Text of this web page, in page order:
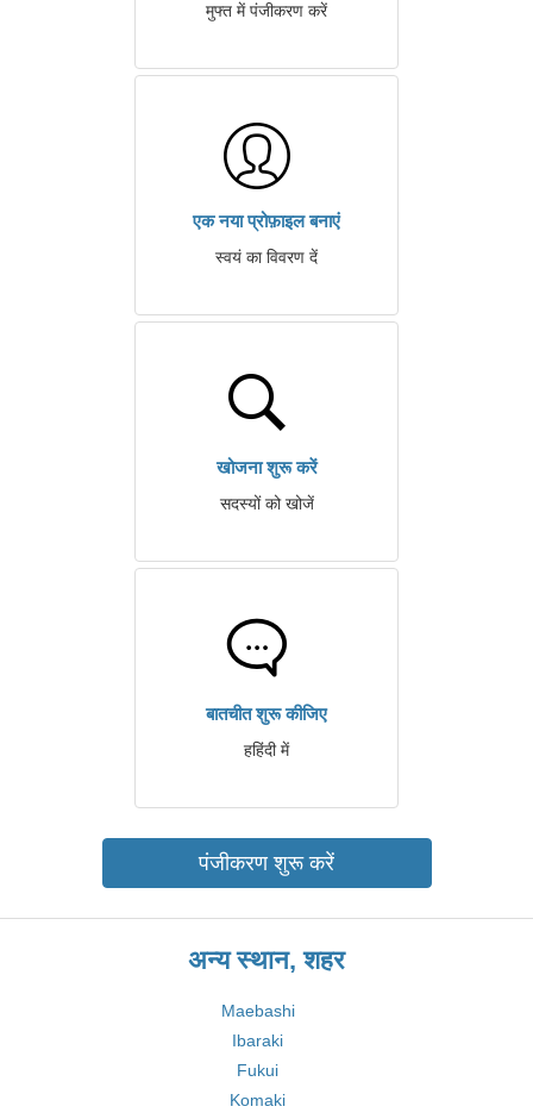
मुफ्त में पंजीकरण करें
एक नया प्रोफ़ाइल बनाएं
स्वयं का विवरण दें
खोजना शुरू करें
सदस्यों को खोजें
बातचीत शुरू कीजिए
हहिंदी में
पंजीकरण शुरू करें
अन्य स्थान, शहर
Maebashi
Ibaraki
Fukui
Komaki